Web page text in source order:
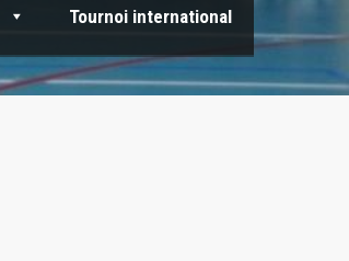
Tournoi international